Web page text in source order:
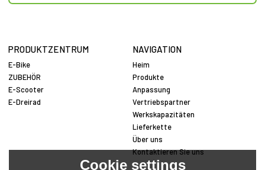
PRODUKTZENTRUM
E-Bike
ZUBEHÖR
E-Scooter
E-Dreirad
NAVIGATION
Heim
Produkte
Anpassung
Vertriebspartner
Werkskapazitäten
Lieferkette
Über uns
Kontaktieren Sie uns
Cookie settings